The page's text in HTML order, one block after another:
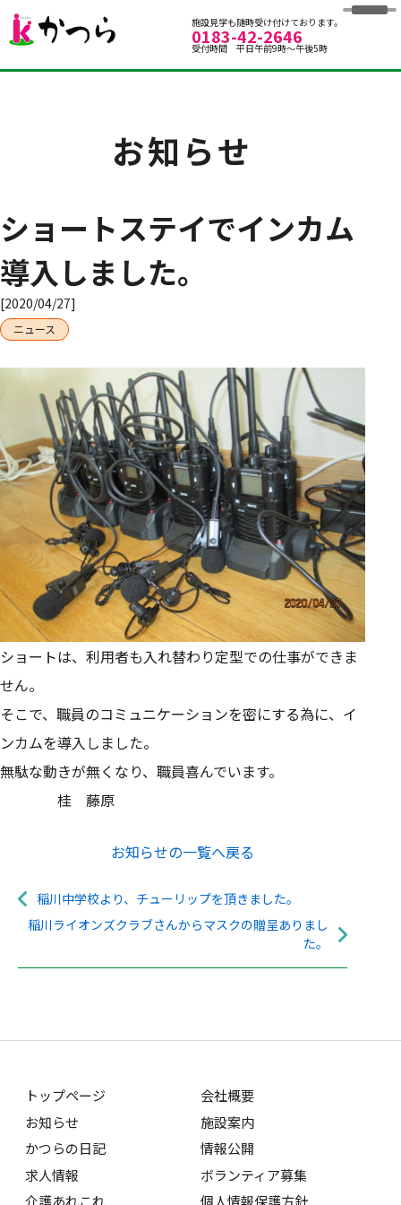
グループホームかつら
施設見学も随時受け付けております。
0183-42-2646
受付時間 平日午前9時～午後5時
お知らせ
ショートステイでインカム
導入しました。
[2020/04/27]
ニュース
ショートは、利用者も入れ替わり定型での仕事ができま
せん。
そこで、職員のコミュニケーションを密にする為に、イ
ンカムを導入しました。
無駄な動きが無くなり、職員喜んでいます。
桂 藤原
お知らせの一覧へ戻る
稲川中学校より、チューリップを頂きました。
稲川ライオンズクラブさんからマスクの贈呈ありまし
た。
トップページ
お知らせ
かつらの日記
会社概要
施設案内
情報公開
求人情報
介護あれこれ
ボランティア募集
個人情報保護方針